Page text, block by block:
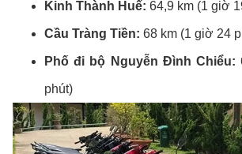
Kinh Thành Huế: 64,9 km (1 giờ
Cầu Tràng Tiền: 68 km (1 giờ 24
Phố đi bộ Nguyễn Đình Chiểu:
phút)